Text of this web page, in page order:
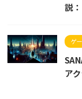
説
ゲ
ア